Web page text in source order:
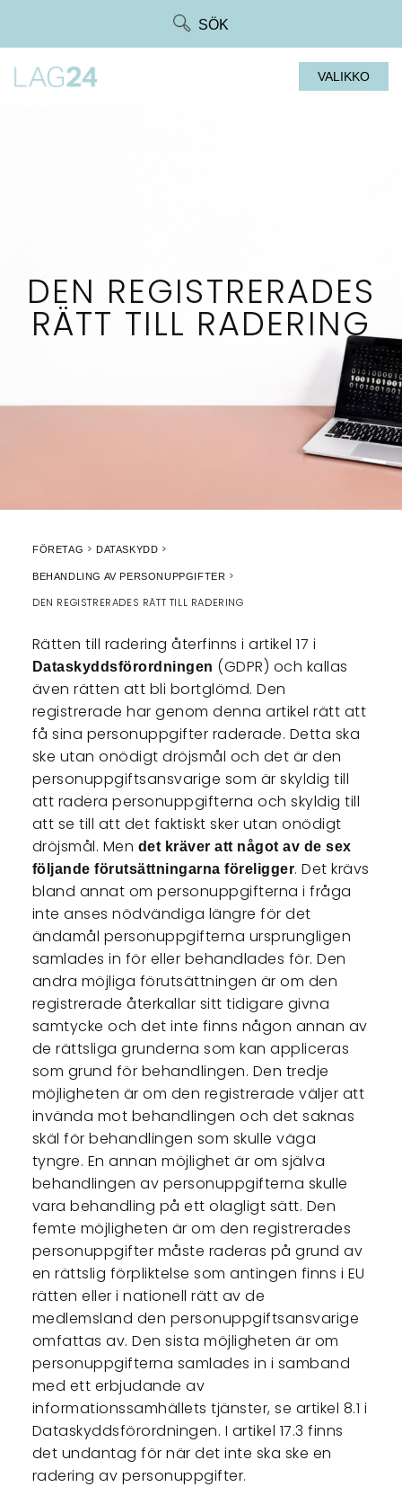
SÖK
VALIKKO
DEN REGISTRERADES
RÄTT TILL RADERING
FÖRETAG DATASKYDD
BEHANDLING AV PERSONUPPGIFTER
DEN REGISTRERADES RÄTT TILL RADERING
Rätten till radering återfinns i artikel 17 i
Dataskyddsförordningen (GDPR) och kallas
även rätten att bli bortglömd. Den
registrerade har genom denna artikel rätt att
få sina personuppgifter raderade. Detta ska
ske utan onödigt dröjsmål och det är den
personuppgiftsansvarige som är skyldig till
att radera personuppgifterna och skyldig till
att se till att det faktiskt sker utan onödigt
dröjsmål. Men det kräver att något av de sex
följande förutsättningarna föreligger. Det krävs
bland annat om personuppgifterna i fråga
inte anses nödvändiga längre för det
ändamål personuppgifterna ursprungligen
samlades in för eller behandlades för. Den
andra möjliga förutsättningen är om den
registrerade återkallar sitt tidigare givna
samtycke och det inte finns någon annan av
de rättsliga grunderna som kan appliceras
som grund för behandlingen. Den tredje
möjligheten är om den registrerade väljer att
invända mot behandlingen och det saknas
skäl för behandlingen som skulle väga
tyngre. En annan möjlighet är om själva
behandlingen av personuppgifterna skulle
vara behandling på ett olagligt sätt. Den
femte möjligheten är om den registrerades
personuppgifter måste raderas på grund av
en rättslig förpliktelse som antingen finns i EU
rätten eller i nationell rätt av de
medlemsland den personuppgiftsansvarige
omfattas av. Den sista möjligheten är om
personuppgifterna samlades in i samband
med ett erbjudande av
informationssamhällets tjänster, se artikel 8.1 i
Dataskyddsförordningen. I artikel 17.3 finns
det undantag för när det inte ska ske en
radering av personuppgifter.